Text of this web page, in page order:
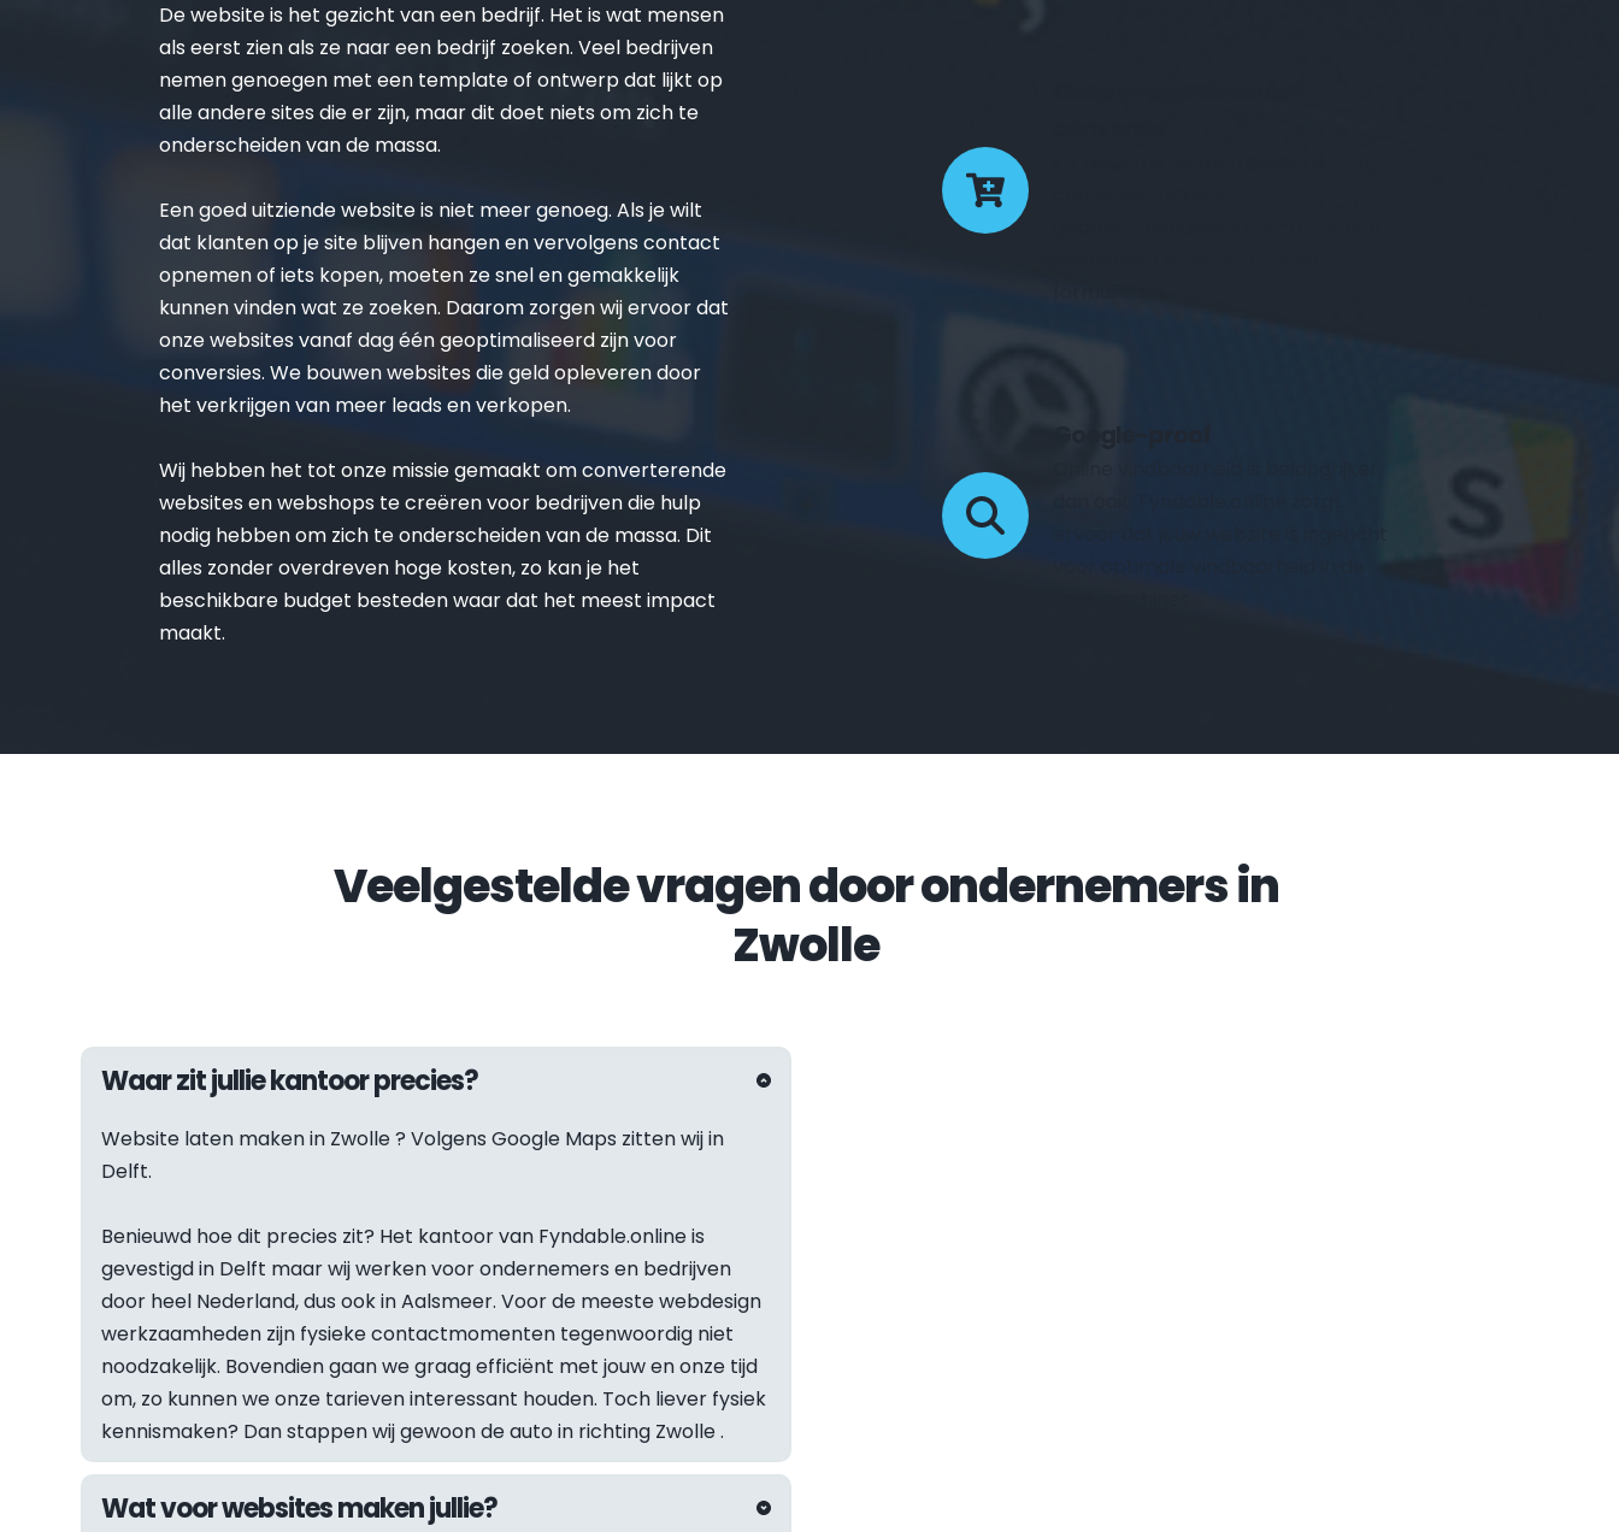
De website is het gezicht van een bedrijf. Het is wat mensen
als eerst zien als ze naar een bedrijf zoeken. Veel bedrijven
nemen genoegen met een template of ontwerp dat lijkt op
alle andere sites die er zijn, maar dit doet niets om zich te
onderscheiden van de massa.
Een goed uitziende website is niet meer genoeg. Als je wilt
dat klanten op je site blijven hangen en vervolgens contact
opnemen of iets kopen, moeten ze snel en gemakkelijk
kunnen vinden wat ze zoeken. Daarom zorgen wij ervoor dat
onze websites vanaf dag één geoptimaliseerd zijn voor
conversies. We bouwen websites die geld opleveren door
het verkrijgen van meer leads en verkopen.
Wij hebben het tot onze missie gemaakt om converterende
websites en webshops te creëren voor bedrijven die hulp
nodig hebben om zich te onderscheiden van de massa. Dit
alles zonder overdreven hoge kosten, zo kan je het
beschikbare budget besteden waar dat het meest impact
maakt.
Zwolle
Waar zit jullie kantoor precies?
Website laten maken in Zwolle ? Volgens Google Maps zitten wij in
Delft.
Benieuwd hoe dit precies zit? Het kantoor van Fyndable.online is
gevestigd in Delft maar wij werken voor ondernemers en bedrijven
door heel Nederland, dus ook in Aalsmeer. Voor de meeste webdesign
werkzaamheden zijn fysieke contactmomenten tegenwoordig niet
noodzakelijk. Bovendien gaan we graag efficiënt met jouw en onze tijd
om, zo kunnen we onze tarieven interessant houden. Toch liever fysiek
kennismaken? Dan stappen wij gewoon de auto in richting Zwolle .
Wat voor websites maken jullie?